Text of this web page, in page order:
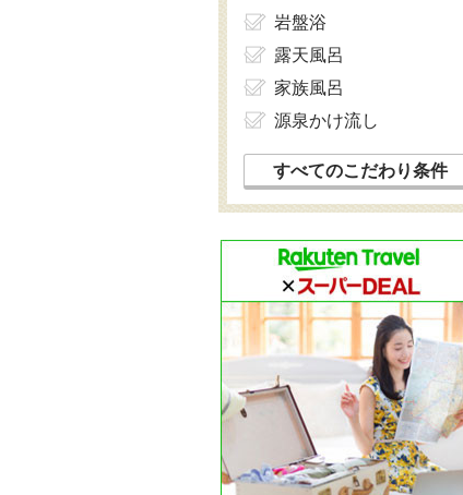
岩盤浴
露天風呂
家族風呂
源泉かけ流し
すべてのこだわり条件